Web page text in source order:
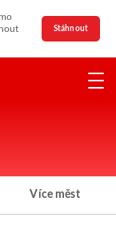
Stáhnout
Více měst